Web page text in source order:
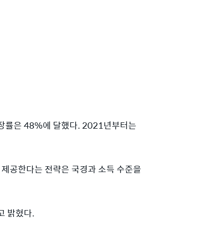
률은 48%에 달했다. 2021년부터는
공한다는 전략은 국경과 소득 수준을
밝혔다.